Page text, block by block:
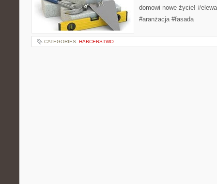
domowi nowe życie!
#aranżacja #fasada
CATEGORIES: HARCERSTWO